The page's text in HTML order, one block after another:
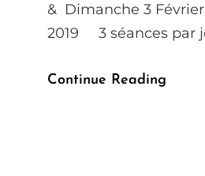
& Dimanche 3
2019 3 séances
Continue Reading